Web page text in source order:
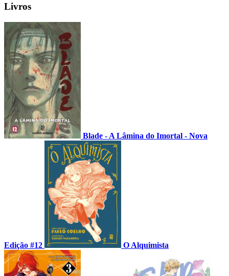
Livros
Blade - A Lâmina do Imortal - Nova
Edição #12 O Alquimista